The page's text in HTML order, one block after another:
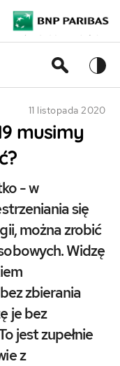
11 listopada 2020
musimy
- w
się
można zrobić
Widzę
zbierania
je bez
jest zupełnie
z